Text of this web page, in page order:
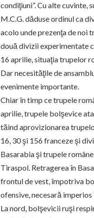
condiţiuni”. Cu alte cuvinte,
M.C.G. dăduse ordinul ca
acolo unde prezenţa de noi
două divizii experimentate
16 aprilie, situaţia trupelor
Dar necesităţile de
evenimente importante.
Chiar în timp ce trupele
aprilie, trupele bolşevice
tăind aprovizionarea
16, 30 şi 156 franceze şi
Basarabia şi trupele
Tiraspol. Retragerea în
frontul de vest, împotriva
ofensive, necesară
La nord, bolşevicii ruşi